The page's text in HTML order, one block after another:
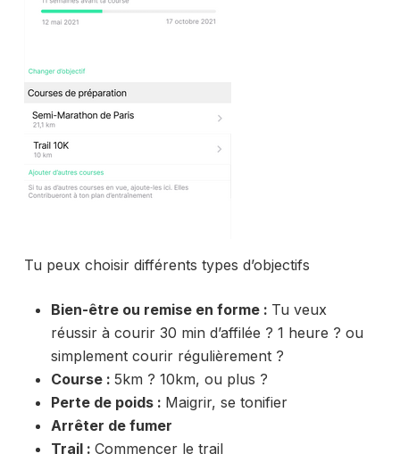
Tu peux choisir différents types d’objectifs
Bien-être ou remise en forme: Tu veux
réussir à courir 30 min d’affilée ? 1 heure ? ou
simplement courir régulièrement ?
Course: 5km ? 10km, ou plus ?
Perte de poids : Maigrir, se tonifier
Arrêter de fumer
Trail: Commencer le trail